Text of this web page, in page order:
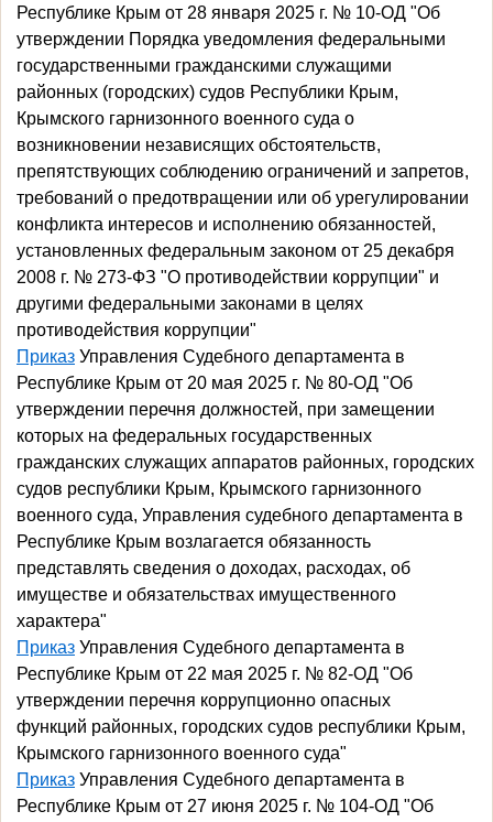
Республике Крым от 28 января 2025 г. № 10-ОД "Об
утверждении Порядка уведомления федеральными
государственными гражданскими служащими
районных (городских) судов Республики Крым,
Крымского гарнизонного военного суда о
возникновении независящих обстоятельств,
препятствующих соблюдению ограничений и запретов,
требований о предотвращении или об урегулировании
конфликта интересов и исполнению обязанностей,
установленных федеральным законом от 25 декабря
2008 г. № 273-ФЗ "О противодействии коррупции" и
другими федеральными законами в целях
противодействия коррупции"
Приказ Управления Судебного департамента в
Республике Крым от 20 мая 2025 г. № 80-ОД "Об
утверждении перечня должностей, при замещении
которых на федеральных государственных
гражданских служащих аппаратов районных, городских
судов республики Крым, Крымского гарнизонного
военного суда, Управления судебного департамента в
Республике Крым возлагается обязанность
представлять сведения о доходах, расходах, об
имуществе и обязательствах имущественного
характера"
Приказ Управления Судебного департамента в
Республике Крым от 22 мая 2025 г. № 82-ОД "Об
утверждении перечня коррупционно опасных
функций районных, городских судов республики Крым,
Крымского гарнизонного военного суда"
Приказ Управления Судебного департамента в
Республике Крым от 27 июня 2025 г. № 104-ОД "Об